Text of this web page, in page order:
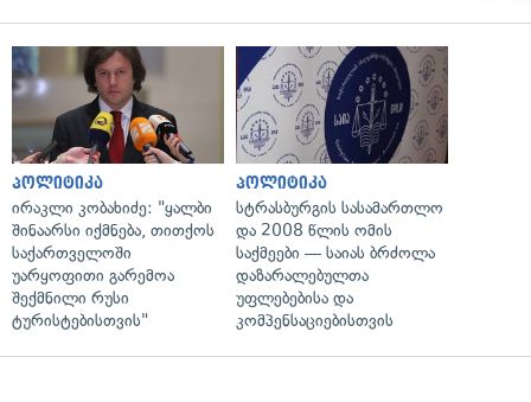
პოლიტიკა
ირაკლი კობახიძე: "ყალბი
შინაარსი იქმნება, თითქოს
საქართველოში
უარყოფითი გარემოა
შექმნილი რუსი
ტურისტებისთვის"
პოლიტიკა
სტრასბურგის სასამართლო
და 2008 წლის ომის
საქმეები — საიას ბრძოლა
დაზარალებულთა
უფლებებისა და
კომპენსაციებისთვის